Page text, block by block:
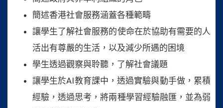
簡述香港社會服務涵蓋各種範疇
讓學生了解社會服務的使命在於協助有需要的人
活出有尊嚴的生活，以及減少所遇的困境
學生透過觀察與聆聽，了解社會議題
讓學生於AI教育課中，透過實驗與動手做，累積
經驗 ，透過思考，將兩種學習經驗融匯，並為弱